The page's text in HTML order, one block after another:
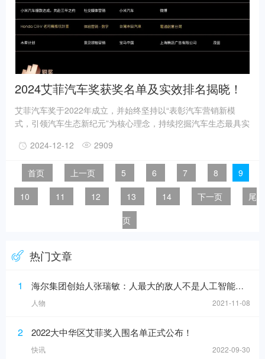
2024艾菲汽车奖获奖名单及实效排名揭晓！
艾菲汽车奖于2022年成立，并始终坚持以“表彰汽车营销新模
式，引领汽车生态新纪元”为核心理念，持续挖掘汽车生态最具实
汽车生态营销发展，助力汽车品牌全球腾飞。2024年艾菲汽车
奖，参赛案例覆盖70+知名汽车生态品牌。经过初审和终审的激
烈角逐，2024艾菲汽车奖最终诞生4件金奖，10件银奖，14件铜
奖以及30件入围奖。祝贺今年所有的获奖团队！
2024-12-12 2909
首页 上一页 5 6 7 8
9
10
11 12 13 14 下一页
尾
页
热门文章
1 海尔集团创始人张瑞敏：人最大的敌人不是人工智能，而是科层制
人物 2021-11-08
2 2022大中华区艾菲奖入围名单正式公布！
快讯 2022-09-30